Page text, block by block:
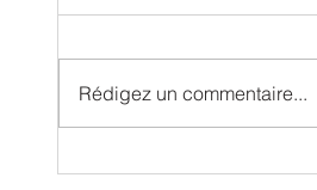
Lien d'attachement
Rédigez un commentaire...